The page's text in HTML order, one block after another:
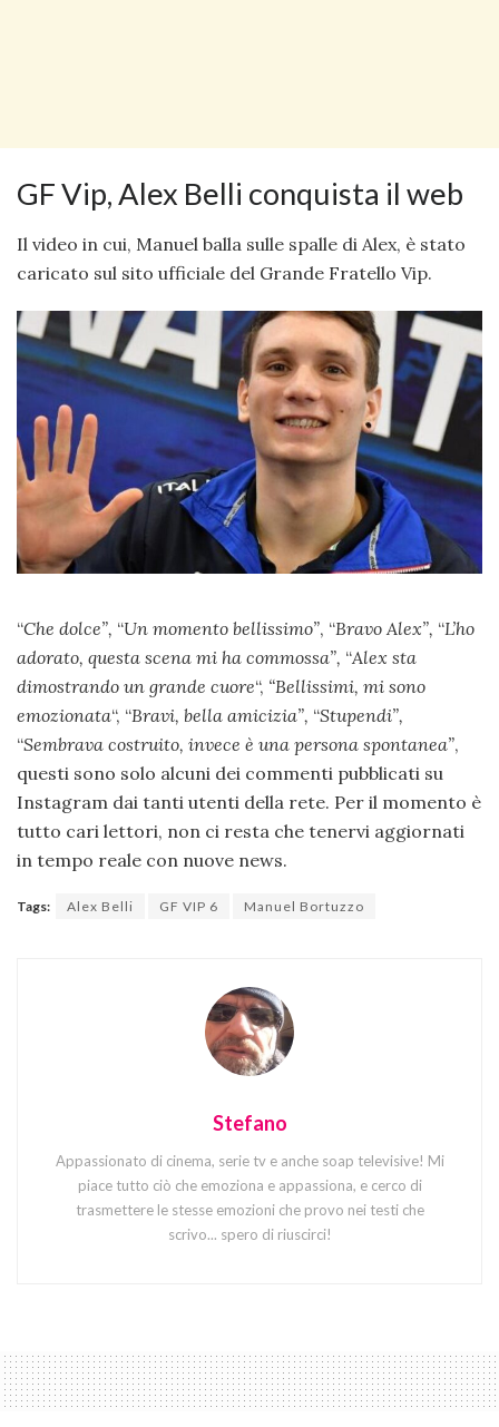
GF Vip, Alex Belli conquista il web
Il video in cui, Manuel balla sulle spalle di Alex, è stato
caricato sul sito ufficiale del Grande Fratello Vip.
“Che dolce”, “Un momento bellissimo”, “Bravo Alex”, “L’ho
adorato, questa scena mi ha commossa”, “Alex sta
dimostrando un grande cuore“, “Bellissimi, mi sono
emozionata“, “Bravi, bella amicizia”, “Stupendi”,
“Sembrava costruito, invece è una persona spontanea”,
questi sono solo alcuni dei commenti pubblicati su
Instagram dai tanti utenti della rete. Per il momento è
tutto cari lettori, non ci resta che tenervi aggiornati
in tempo reale con nuove news.
Tags: Alex Belli GF VIP 6 Manuel Bortuzzo
Stefano
Appassionato di cinema, serie tv e anche soap televisive! Mi
piace tutto ciò che emoziona e appassiona, e cerco di
trasmettere le stesse emozioni che provo nei testi che
scrivo... spero di riuscirci!